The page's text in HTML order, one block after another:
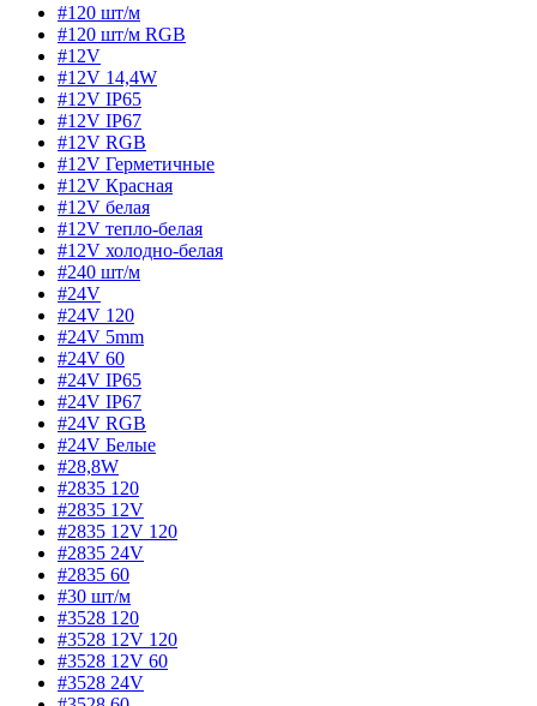
#120 шт/м
#120 шт/м RGB
#12V
#12V 14,4W
#12V IP65
#12V IP67
#12V RGB
#12V Герметичные
#12V Красная
#12V белая
#12V тепло-белая
#12V холодно-белая
#240 шт/м
#24V
#24V 120
#24V 5mm
#24V 60
#24V IP65
#24V IP67
#24V RGB
#24V Белые
#28,8W
#2835 120
#2835 12V
#2835 12V 120
#2835 24V
#2835 60
#30 шт/м
#3528 120
#3528 12V 120
#3528 12V 60
#3528 24V